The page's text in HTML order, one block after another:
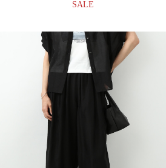
SALE